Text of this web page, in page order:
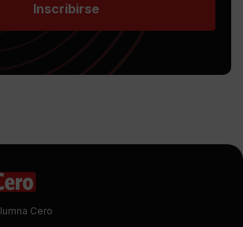
Inscribirse
Cero